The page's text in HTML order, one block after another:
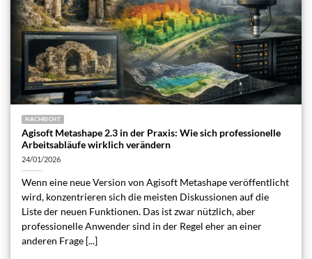
NACHRICHT
Agisoft Metashape 2.3 in der Praxis: Wie sich professionelle
Arbeitsabläufe wirklich verändern
24/01/2026
Wenn eine neue Version von Agisoft Metashape veröffentlicht
wird, konzentrieren sich die meisten Diskussionen auf die
Liste der neuen Funktionen. Das ist zwar nützlich, aber
professionelle Anwender sind in der Regel eher an einer
anderen Frage [...]